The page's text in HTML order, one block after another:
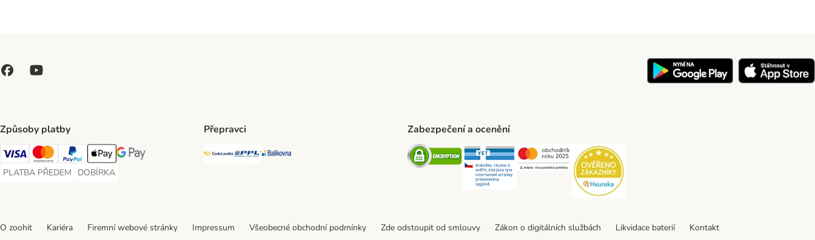
Způsoby platby
Visa Payment Method
Mastercard Payment Method
PayPal Payment Method
Apple pay Payment Method
GooglePay Payment Method
PLATBA PŘEDEM
PLATBA PŘEDEM Payment Method
DOBÍRKA
DOBÍRKA Payment Method
Přepravci
Česká pošta Shipping Method
PPL Shipping Method
Balíkovna Shipping Method
Zabezpečení a ocenění
Security Security Security
O zoohit Kariéra Firemní webové stránky Impressum Všeobecné obchodní podmínky Zde odstoupit od smlouvy Zákon o digitálních službách Likvidace baterií
Kontakt